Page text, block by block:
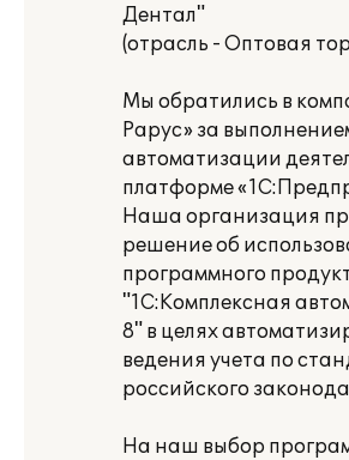
Дентал"
(отрасль - Оптовая
Мы обратились в
Рарус» за
автоматизации
платформе
Наша организация
решение об
программного
"1С:Комплексная
8" в целях
ведения учета по
российского
На наш выбор